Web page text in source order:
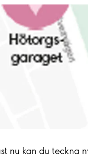
nu kan du teckna